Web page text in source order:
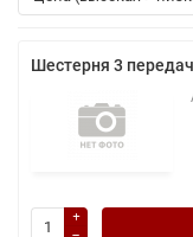
Шестерня 3